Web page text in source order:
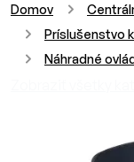
Domov
Príslušenstvo
Náhradné